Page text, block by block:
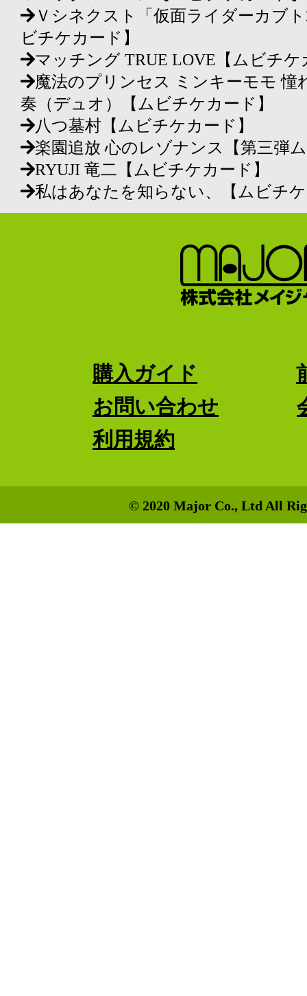
Ｖシネクスト「仮面ライダーカブ
ビチケカード】
マッチング TRUE LOVE【ムビチケ
魔法のプリンセス ミンキーモモ 憧
奏（デュオ）【ムビチケカード】
八つ墓村【ムビチケカード】
楽園追放 心のレゾナンス【第三弾
RYUJI 竜二【ムビチケカード】
私はあなたを知らない、【ムビチ
購入ガイド
お問い合わせ
利用規約
© 2020 Major Co., Ltd All